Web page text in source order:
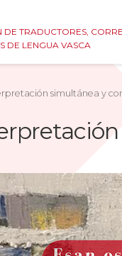
TRADUCTORES,
DE LENGUA VASCA
simultánea y